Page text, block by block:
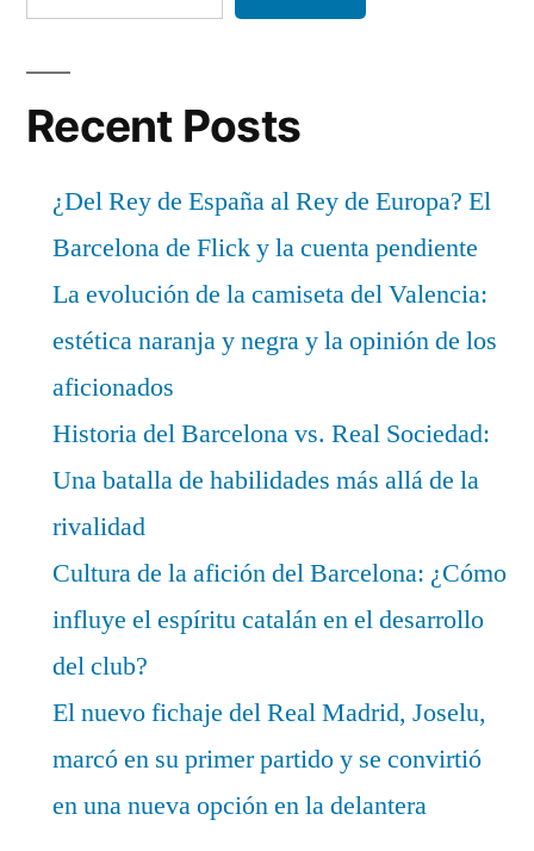
Recent Posts
¿Del Rey de España al Rey de Europa? El
Barcelona de Flick y la cuenta pendiente
La evolución de la camiseta del Valencia:
estética naranja y negra y la opinión de los
aficionados
Historia del Barcelona vs. Real Sociedad:
Una batalla de habilidades más allá de la
rivalidad
Cultura de la afición del Barcelona: ¿Cómo
influye el espíritu catalán en el desarrollo
del club?
El nuevo fichaje del Real Madrid, Joselu,
marcó en su primer partido y se convirtió
en una nueva opción en la delantera